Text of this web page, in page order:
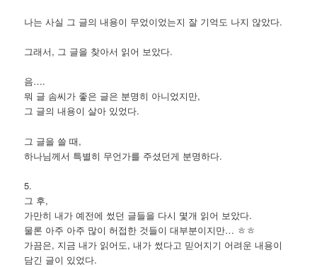
나는 사실 그 글의 내용이 무었이었는지 잘 기억도 나지 않았다.
그래서, 그 글을 찾아서 읽어 보았다.
음….
뭐 글 솜씨가 좋은 글은 분명히 아니었지만,
그 글의 내용이 살아 있었다.
그 글을 쓸 때,
하나님께서 특별히 무언가를 주셨던게 분명하다.
5.
그 후,
가만히 내가 예전에 썼던 글들을 다시 몇개 읽어 보았다.
물론 아주 아주 많이 허접한 것들이 대부분이지만… ㅎㅎ
가끔은, 지금 내가 읽어도, 내가 썼다고 믿어지기 어려운 내용이
담긴 글이 있었다.